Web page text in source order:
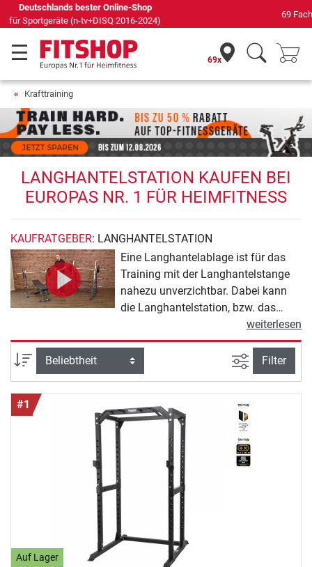
69 Fachmärkte vor Ort mit 75 eigenen Servicetechnikern
69x
Krafttraining
LANGHANTELSTATION KAUFEN BEI
EUROPAS NR. 1 FÜR HEIMFITNESS
KAUFRATGEBER: LANGHANTELSTATION
Eine Langhantelablage ist für das
Training mit der Langhantelstange
nahezu unverzichtbar. Dabei kann
die Langhantelstation, bzw. das
Hantelrack bei vielen verschiedenen
Übungen eingesetzt werden. Zum
Beispiel als sichere Ablage beim
Bankdrücken, um zu Hause effektiv
die Brustmuskulatur zu stärken.
Dafür lässt sich in der Regel die
Höhe der Ablage auch verstellen, um
die Langhantelablage zum Beispiel
auch für Squats nutzen zu können.
Unsere Langhantelablagen
Kaufberatung erklärt die wichtigsten
Unterschiede und Kaufkriterien.
weiterlesen
Sortierung Ansicht
Filter
#1
Auf Lager